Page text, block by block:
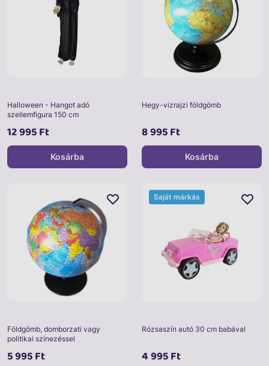
Halloween - Hangot adó
szellemfigura 150 cm
12 995 Ft
Kosárba
Hegy-vizrajzi földgömb
8 995 Ft
Kosárba
Földgömb, domborzati vagy
politikai színezéssel
5 995 Ft
Rózsaszín autó 30 cm babával
4 995 Ft
Saját márkás